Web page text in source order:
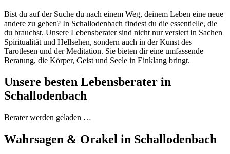
Bist du auf der Suche du nach einem Weg, deinem Leben eine neue
andere zu geben? In Schallodenbach findest du die essentielle, die
du brauchst. Unsere Lebensberater sind nicht nur versiert in Sachen
Spiritualität und Hellsehen, sondern auch in der Kunst des
Tarotlesen und der Meditation. Sie bieten dir eine umfassende
Beratung, die Körper, Geist und Seele in Einklang bringt.
Unsere besten Lebensberater in
Schallodenbach
Berater werden geladen …
Wahrsagen & Orakel in Schallodenbach